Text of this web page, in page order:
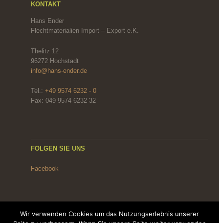
KONTAKT
Hans Ender
Flechtmaterialien Import – Export e.K.
Thelitz 12
96272 Hochstadt
info@hans-ender.de
Tel.: +49 9574 6232 - 0
Fax: 049 9574 6232-32
FOLGEN SIE UNS
Facebook
Wir verwenden Cookies um das Nutzungserlebnis unserer